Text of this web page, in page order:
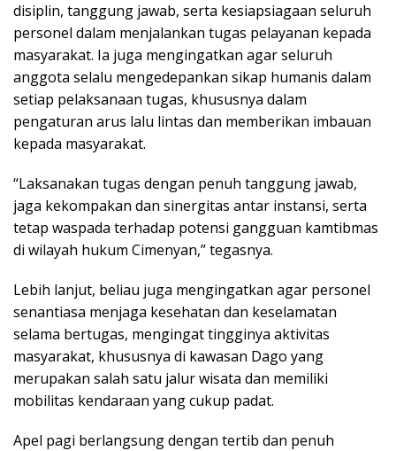
disiplin, tanggung jawab, serta kesiapsiagaan seluruh
personel dalam menjalankan tugas pelayanan kepada
masyarakat. Ia juga mengingatkan agar seluruh
anggota selalu mengedepankan sikap humanis dalam
setiap pelaksanaan tugas, khususnya dalam
pengaturan arus lalu lintas dan memberikan imbauan
kepada masyarakat.
“Laksanakan tugas dengan penuh tanggung jawab,
jaga kekompakan dan sinergitas antar instansi, serta
tetap waspada terhadap potensi gangguan kamtibmas
di wilayah hukum Cimenyan,” tegasnya.
Lebih lanjut, beliau juga mengingatkan agar personel
senantiasa menjaga kesehatan dan keselamatan
selama bertugas, mengingat tingginya aktivitas
masyarakat, khususnya di kawasan Dago yang
merupakan salah satu jalur wisata dan memiliki
mobilitas kendaraan yang cukup padat.
Apel pagi berlangsung dengan tertib dan penuh